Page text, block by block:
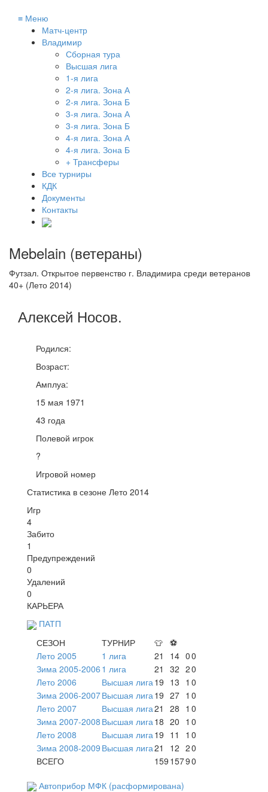
≡ Меню
Матч-центр
Владимир
Сборная тура
Высшая лига
1-я лига
2-я лига. Зона А
2-я лига. Зона Б
3-я лига. Зона А
3-я лига. Зона Б
4-я лига. Зона А
4-я лига. Зона Б
+ Трансферы
Все турниры
КДК
Документы
Контакты
Mebelain (ветераны)
Футзал. Открытое первенство г. Владимира среди ветеранов
40+ (Лето 2014)
Алексей Носов.
Родился:
Возраст:
Амплуа:
15 мая 1971
43 года
Полевой игрок
?
Игровой номер
Статистика в сезоне Лето 2014
Игр
4
Забито
1
Предупреждений
0
Удалений
0
КАРЬЕРА
ПАТП
СЕЗОН
ТУРНИР 👕 ⚽
Лето 2005
1 лига 21 14 00
Зима 2005-2006 1 лига 21 32 20
Лето 2006
Высшая лига 19 13 1 0
Зима 2006-2007Высшая лига 19 27 1 0
Лето 2007
Высшая лига21 28 1 0
Зима 2007-2008 Высшая лига 18 20 1 0
Лето 2008
Высшая лига 19 11 1 0
Зима 2008-2009 Высшая лига21 12 20
ВСЕГО
159 15790
Автоприбор МФК (расформирована)